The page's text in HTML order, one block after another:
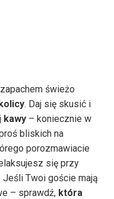
świeżo
. Daj się skusić i
kawy – koniecznie w
bliskich na
porozmawiacie
się przy
Jeśli Twoi goście mają
– sprawdź, która